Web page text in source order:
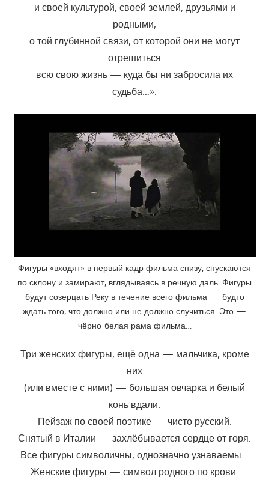
и своей культурой, своей землей, друзьями и
родными,
о той глубинной связи, от которой они не могут
отрешиться
всю свою жизнь — куда бы ни забросила их
судьба…».
Фигуры «входят» в первый кадр фильма снизу, спускаются
по склону и замирают, вглядываясь в речную даль. Фигуры
будут созерцать Реку в течение всего фильма — будто
ждать того, что должно или не должно случиться. Это —
чёрно-белая рама фильма…
Три женских фигуры, ещё одна — мальчика, кроме
них
(или вместе с ними) — большая овчарка и белый
конь вдали.
Пейзаж по своей поэтике — чисто русский.
Снятый в Италии — захлёбывается сердце от горя.
Все фигуры символичны, однозначно узнаваемы…
Женские фигуры — символ родного по крови: